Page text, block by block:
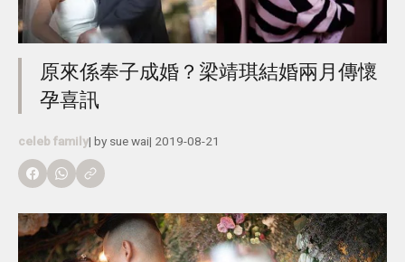
原來係奉子成婚？梁靖琪結婚兩月傳懷
孕喜訊
celeb family| by sue wai| 2019-08-21